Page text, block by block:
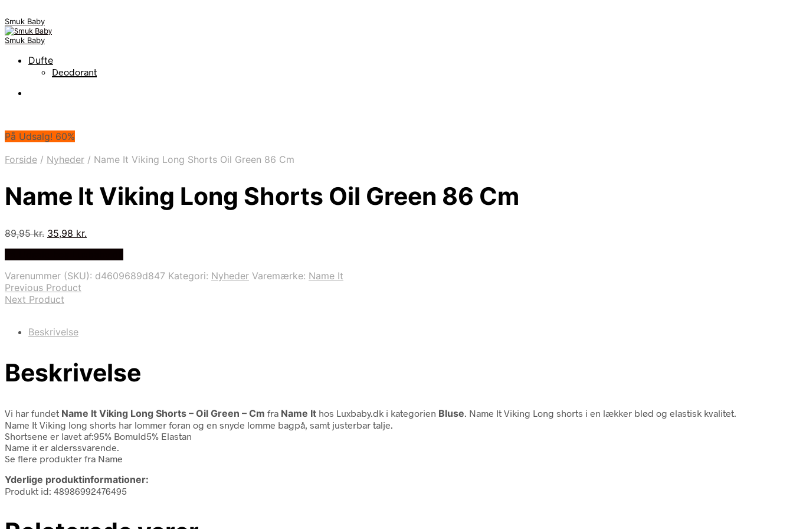
Smuk Baby
Smuk Baby
Dufte
Deodorant
På Udsalg! 60%
Forside / Nyheder / Name It Viking Long Shorts Oil Green 86 Cm
Name It Viking Long Shorts Oil Green 86 Cm
89,95kr. Den
89,95 kr..
35,98 kr.
35,98 kr..
Varenummer (SKU): d4609689d847 Kategori: Nyheder Varemærke: Name It
Previous Product
Next Product
Beskrivelse
Beskrivelse
Vi har fundet Name It Viking Long Shorts – Oil Green – Cm fra Name It hos Luxbaby.dk i kategorien Bluse . Name It Viking Long shorts i en lækker blød og elastisk kvalitet.
Name It Viking long shorts har lommer foran og en snyde lomme bagpå, samt justerbar talje.
Shortsene er lavet af:95% Bomuld5% Elastan
Name it er alderssvarende.
Se flere produkter fra Name
Yderlige produktinformationer:
Produkt id: 48986992476495